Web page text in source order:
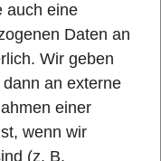
auch eine
Daten an
Wir geben
an externe
einer
wenn wir
(z. B.